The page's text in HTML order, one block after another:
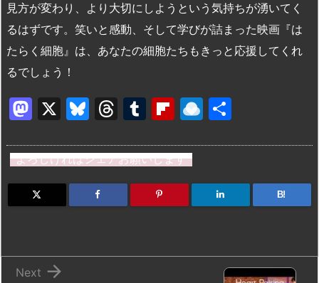
見方が変わり、より大切にしようという気持ちが湧いてく
るはずです。笑いと感動、そして学びが詰まった映画『は
たらく細胞』は、あなたの細胞たちもきっと応援してくれ
るでしょう！
M
st
o
d
X
Bl
e
s
k
T
e
a
d
T
m
bl
r
Fl
b
o
ar
R
n
dr
o
よろしければシェアお願いします
B!

Next